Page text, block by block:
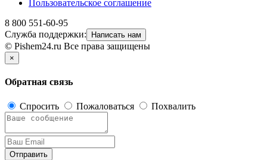
Пользовательское соглашение
8 800 551-60-95
Служба поддержки:
Написать нам
© Pishem24.ru Все права защищены
×
Обратная связь
Спросить Пожаловаться Похвалить
Отправить